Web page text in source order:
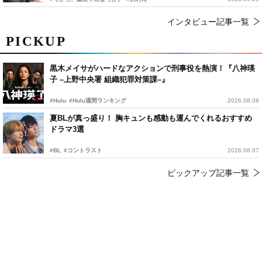
PICKUP
黒木メイサがハードなアクションで刑事役を熱演！『八神瑛
子 –上野中央署 組織犯罪対策課–』
#Hulu #Hulu週間ランキング 2026.08.08
夏BLが真っ盛り！ 胸キュンも感動も運んでくれるおすすめ
ドラマ3選
#BL #コントラスト 2026.08.07
ピックアップ記事一覧
インタビュー記事一覧